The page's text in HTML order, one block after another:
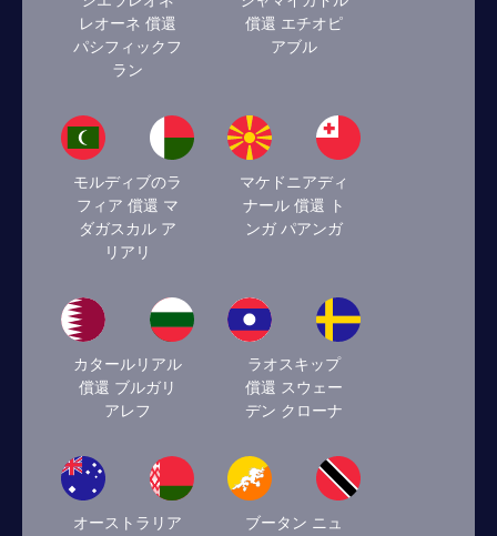
レオーネ 償還
パシフィックフ
ラン
償還 エチオピ
アブル
モルディブのラ
フィア 償還 マ
ダガスカル ア
リアリ
マケドニアディ
ナール 償還 ト
ンガ パアンガ
カタールリアル
償還 ブルガリ
アレフ
ラオスキップ
償還 スウェー
デン クローナ
オーストラリア
ブータン ニュ